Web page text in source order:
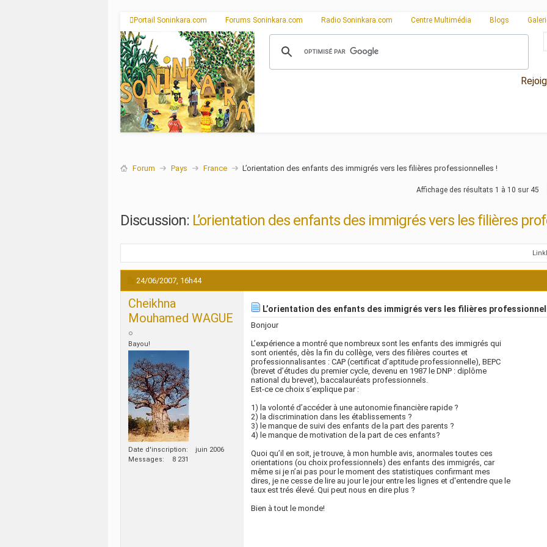
Portail Soninkara.com Forums Soninkara.com Radio Soninkara.com Centre Multimédia Blogs
Forum Pays France L’orientation des enfants des immigrés vers les filières professionnelles !
Affichage des résultats 1 à 10 sur 45
Discussion: L’orientation des enfants des immigrés vers les filières
24/06/2007, 16h44
Cheikhna
Mouhamed WAGUE
Bayou!
Date d'inscription
juin 2006
Messages
8 231
L’orientation des enfants des immigrés vers les filières
Bonjour
L’expérience a montré que nombreux sont les enfants des immigrés qui
sont orientés, dès la fin du collège, vers des filières courtes et
professionnalisantes : CAP (certificat d’aptitude professionnelle), BEPC
(brevet d’études du premier cycle, devenu en 1987 le DNP : diplôme
national du brevet), baccalauréats professionnels.
Est-ce ce choix s’explique par :
1) la volonté d’accéder à une autonomie financière rapide ?
2) la discrimination dans les établissements ?
3) le manque de suivi des enfants de la part des parents ?
4) le manque de motivation de la part de ces enfants?
Quoi qu’il en soit, je trouve, à mon humble avis, anormales toutes ces
orientations (ou choix professionnels) des enfants des immigrés, car
même si je n’ai pas pour le moment des statistiques confirmant mes
dires, je ne cesse de lire au jour le jour entre les lignes et d'entendre que le
taux est trés élevé. Qui peut nous en dire plus ?
Bien à tout le monde!